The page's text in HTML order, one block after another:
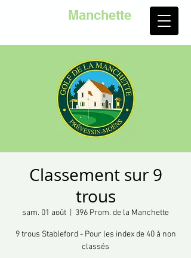
Manchette
Classement sur 9
trous
sam. 01 août 396 Prom. de la Manchette
9 trous Stableford - Pour les index de 40 à non
classés